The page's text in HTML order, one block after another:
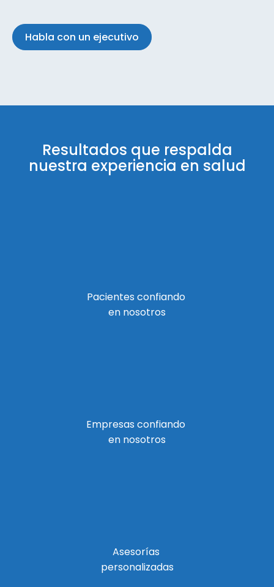
Habla con un ejecutivo
Resultados que respalda
nuestra experiencia en salud
Pacientes confiando
en nosotros
Empresas confiando
en nosotros
Asesorías
personalizadas